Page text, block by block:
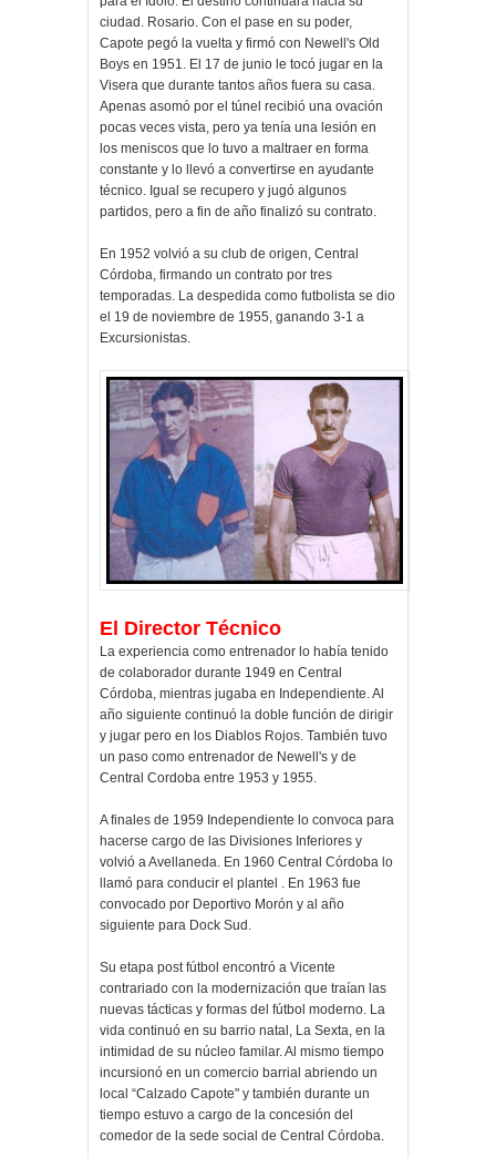
ciudad. Rosario. Con el pase en su poder,
Capote pegó la vuelta y firmó con Newell's Old
Boys en 1951. El 17 de junio le tocó jugar en la
Visera que durante tantos años fuera su casa.
Apenas asomó por el túnel recibió una ovación
pocas veces vista, pero ya tenía una lesión en
los meniscos que lo tuvo a maltraer en forma
constante y lo llevó a convertirse en ayudante
técnico. Igual se recupero y jugó algunos
partidos, pero a fin de año finalizó su contrato.
En 1952 volvió a su club de origen, Central
Córdoba, firmando un contrato por tres
temporadas. La despedida como futbolista se dio
el 19 de noviembre de 1955, ganando 3-1 a
Excursionistas.
El Director Técnico
La experiencia como entrenador lo había tenido
de colaborador durante 1949 en Central
Córdoba, mientras jugaba en Independiente. Al
año siguiente continuó la doble función de dirigir
y jugar pero en los Diablos Rojos. También tuvo
un paso como entrenador de Newell's y de
Central Cordoba entre 1953 y 1955.
A finales de 1959 Independiente lo convoca para
hacerse cargo de las Divisiones Inferiores y
volvió a Avellaneda. En 1960 Central Córdoba lo
llamó para conducir el plantel . En 1963 fue
convocado por Deportivo Morón y al año
siguiente para Dock Sud.
Su etapa post fútbol encontró a Vicente
contrariado con la modernización que traían las
nuevas tácticas y formas del fútbol moderno. La
vida continuó en su barrio natal, La Sexta, en la
intimidad de su núcleo familar. Al mismo tiempo
incursionó en un comercio barrial abriendo un
local “Calzado Capote" y también durante un
tiempo estuvo a cargo de la concesión del
comedor de la sede social de Central Córdoba.